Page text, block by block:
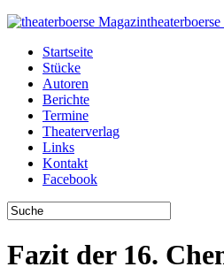
Startseite
Stücke
Autoren
Berichte
Termine
Theaterverlag
Links
Kontakt
Facebook
Fazit der 16.